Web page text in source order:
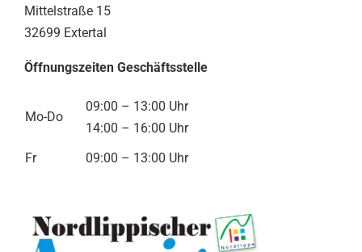
Mittelstraße 15
32699 Extertal
Öffnungszeiten Geschäftsstelle
Mo-Do
09:00 – 13:00 Uhr
14:00 – 16:00 Uhr
Fr
09:00 – 13:00 Uhr